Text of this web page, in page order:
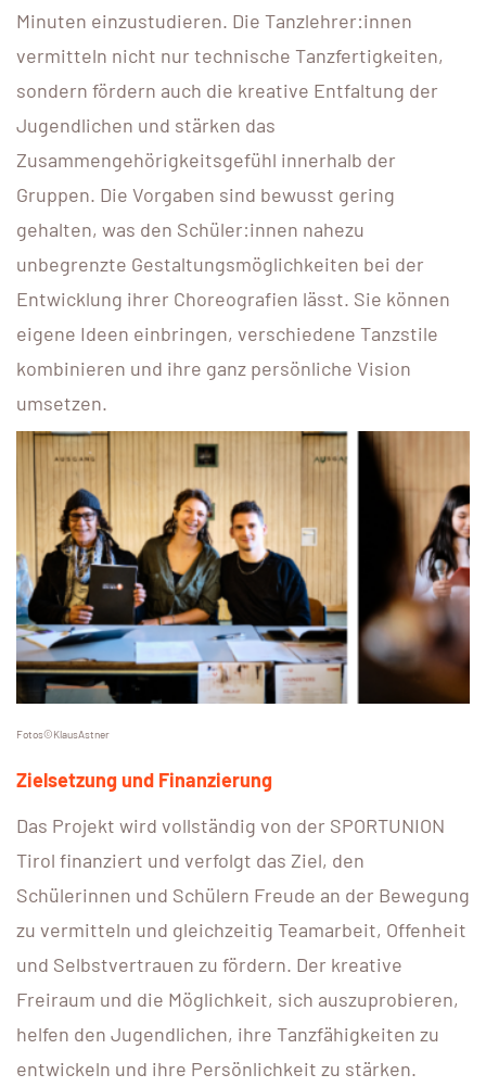
Minuten einzustudieren. Die Tanzlehrer:innen
vermitteln nicht nur technische Tanzfertigkeiten,
sondern fördern auch die kreative Entfaltung der
Jugendlichen und stärken das
Zusammengehörigkeitsgefühl innerhalb der
Gruppen. Die Vorgaben sind bewusst gering
gehalten, was den Schüler:innen nahezu
unbegrenzte Gestaltungsmöglichkeiten bei der
Entwicklung ihrer Choreografien lässt. Sie können
eigene Ideen einbringen, verschiedene Tanzstile
kombinieren und ihre ganz persönliche Vision
umsetzen.
Fotos©KlausAstner
Zielsetzung und Finanzierung
Das Projekt wird vollständig von der SPORTUNION
Tirol finanziert und verfolgt das Ziel, den
Schülerinnen und Schülern Freude an der Bewegung
zu vermitteln und gleichzeitig Teamarbeit, Offenheit
und Selbstvertrauen zu fördern. Der kreative
Freiraum und die Möglichkeit, sich auszuprobieren,
helfen den Jugendlichen, ihre Tanzfähigkeiten zu
entwickeln und ihre Persönlichkeit zu stärken.